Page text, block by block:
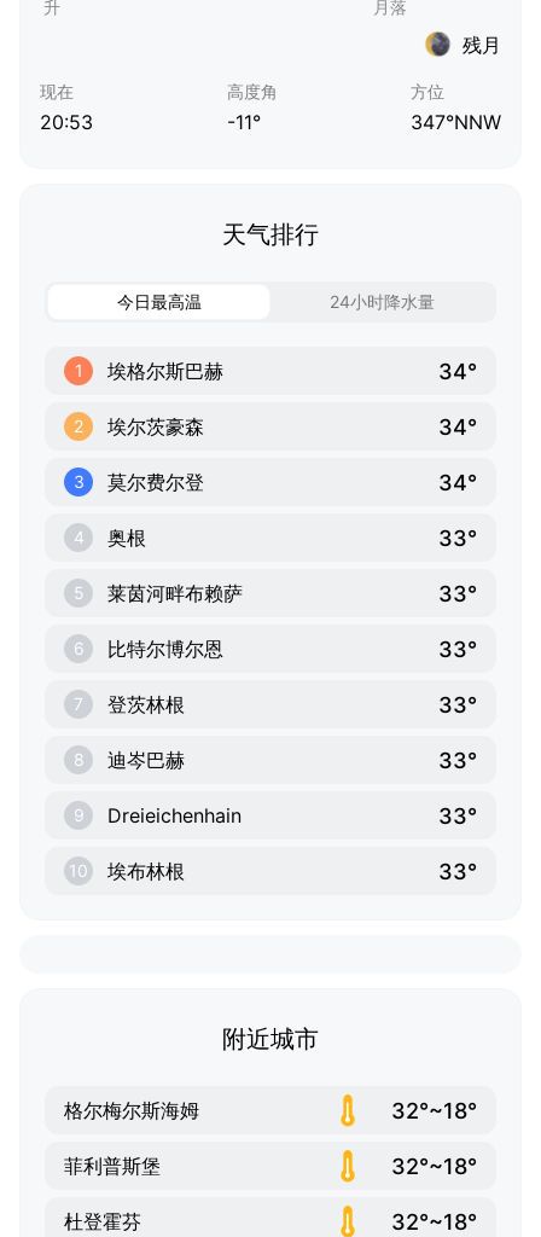
残月
现在
20:53
高度角
-11°
方位
347°NNW
天气排行
今日最高温 24小时降水量
1 埃格尔斯巴赫 34°
2 埃尔茨豪森 34°
3 莫尔费尔登 34°
4 奥根 33°
5 莱茵河畔布赖萨 33°
6 比特尔博尔恩 33°
7 登茨林根 33°
8 迪岑巴赫 33°
9 Dreieichenhain 33°
10 埃布林根 33°
附近城市
格尔梅尔斯海姆 32°~18°
菲利普斯堡 32°~18°
杜登霍芬 32°~18°